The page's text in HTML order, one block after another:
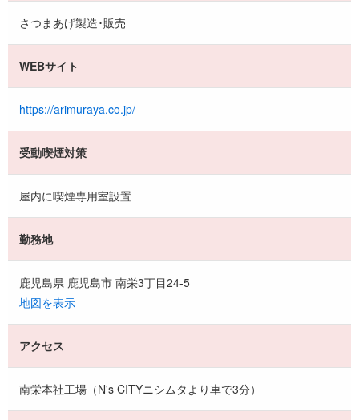
さつまあげ製造･販売
WEBサイト
https://arimuraya.co.jp/
受動喫煙対策
屋内に喫煙専用室設置
勤務地
鹿児島県 鹿児島市 南栄3丁目24-5
地図を表示
アクセス
南栄本社工場（N's CITYニシムタより車で3分）